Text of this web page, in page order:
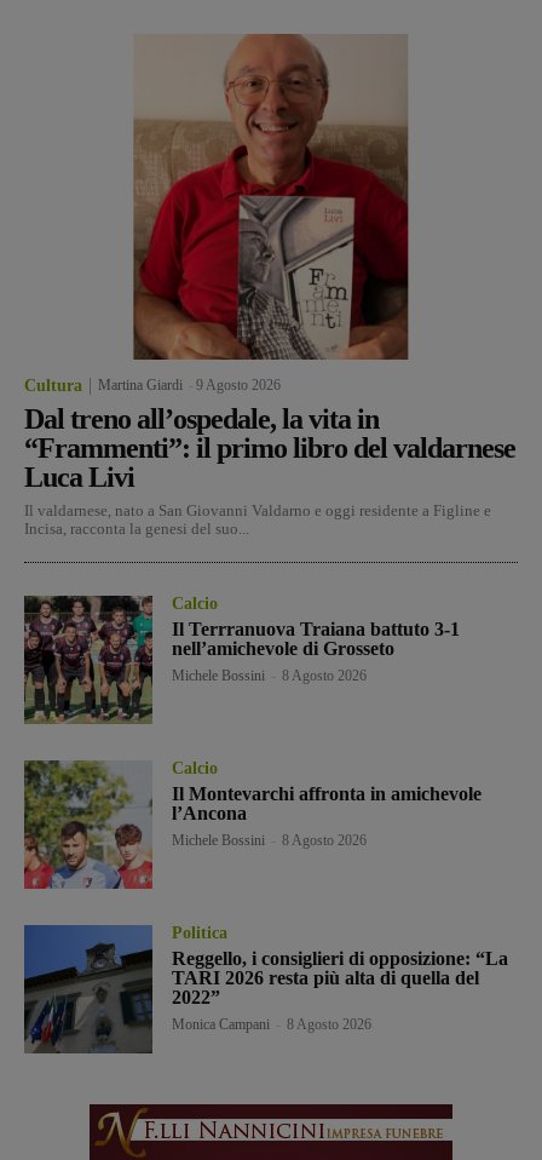
Cultura Martina Giardi 9 Agosto 2026
Dal treno all’ospedale, la vita in
“Frammenti”: il primo libro del valdarnese
Luca Livi
Il valdarnese, nato a San Giovanni Valdarno e oggi residente a Figline e
Incisa, racconta la genesi del suo...
Calcio
Il Terrranuova Traiana battuto 3-1
nell’amichevole di Grosseto
Michele Bossini 8 Agosto 2026
Calcio
Il Montevarchi affronta in amichevole
l’Ancona
Michele Bossini 8 Agosto 2026
Politica
Reggello, i consiglieri di opposizione: “La
TARI 2026 resta più alta di quella del
2022”
Monica Campani 8 Agosto 2026